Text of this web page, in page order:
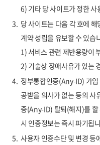
6) 기타 당 사이트가 정한
3. 당 사이트는 다음 각 호에
계약 성립을 유보할 수 있습
1) 서비스 관련 제반용량이
2) 기술상 장애사유가 있는
4. 정부통합인증(Any-ID) 가
공받을 의사가 없는 등의 사
증(Any-ID) 탈퇴(해지)를
시 인증정보는 즉시 파기됩
5. 사용자 인증수단 및 변경 등